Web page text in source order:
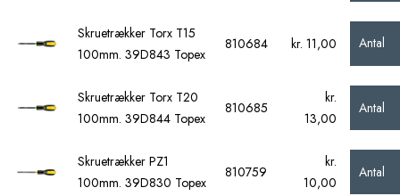
Skruetrækker Torx T15
100mm. 39D843 Topex
810684 kr. 11,00 Antal
Skruetrækker Torx T20
100mm. 39D844 Topex
810685
kr.
13,00
Antal
Skruetrækker PZ1
100mm. 39D830 Topex
810759
kr.
10,00
Antal